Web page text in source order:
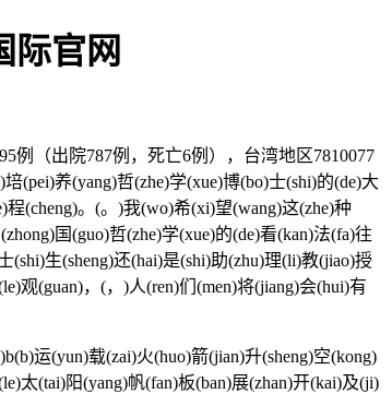
际官网
（出院787例，死亡6例），台湾地区7810077
养(yang)哲(zhe)学(xue)博(bo)士(shi)的(de)大
程(cheng)。(。)我(wo)希(xi)望(wang)这(zhe)种
国(guo)哲(zhe)学(xue)的(de)看(kan)法(fa)往
(shi)生(sheng)还(hai)是(shi)助(zhu)理(li)教(jiao)授
观(guan)，(，)人(ren)们(men)将(jiang)会(hui)有
运(yun)载(zai)火(huo)箭(jian)升(sheng)空(kong)
太(tai)阳(yang)帆(fan)板(ban)展(zhan)开(kai)及(ji)